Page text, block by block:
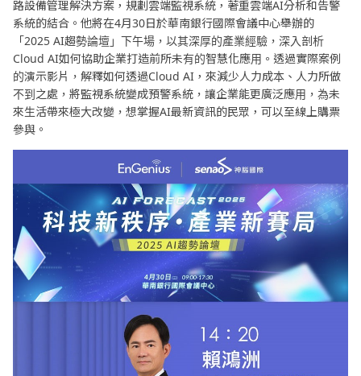
路設備管理解決方案，規劃雲端監視系統，著重雲端AI分析和告警
系統的結合。他將在4月30日於華南銀行國際會議中心舉辦的
「2025 AI趨勢論壇」下午場，以其深厚的產業經驗，深入剖析
Cloud AI如何協助企業打造前所未有的智慧化應用。透過實際案例
的演示影片，解釋如何透過Cloud AI，來減少人力成本、人力所做
不到之處，將監視系統變成預警系統，讓企業能更廣泛應用，為未
來生活帶來極大改變，想掌握AI最新資訊的民眾，可以至線上購票
參與。